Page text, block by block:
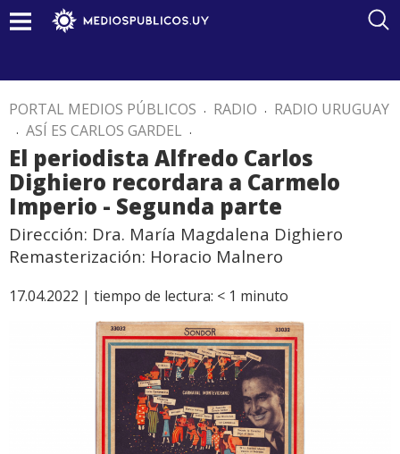
PORTAL MEDIOS PÚBLICOS . RADIO . RADIO URUGUAY
. ASÍ ES CARLOS GARDEL .
El periodista Alfredo Carlos
Dighiero recordara a Carmelo
Imperio - Segunda parte
Dirección: Dra. María Magdalena Dighiero
Remasterización: Horacio Malnero
17.04.2022 | tiempo de lectura: < 1 minuto